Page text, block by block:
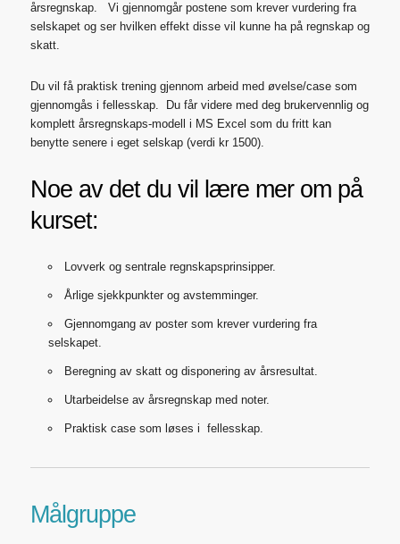
årsregnskap. Vi gjennomgår postene som krever vurdering fra
selskapet og ser hvilken effekt disse vil kunne ha på regnskap og
skatt.
Du vil få praktisk trening gjennom arbeid med øvelse/case som
gjennomgås i fellesskap. Du får videre med deg brukervennlig og
komplett årsregnskaps-modell i MS Excel som du fritt kan
benytte senere i eget selskap (verdi kr 1500).
Noe av det du vil lære mer om på
kurset:
Lovverk og sentrale regnskapsprinsipper.
Årlige sjekkpunkter og avstemminger.
Gjennomgang av poster som krever vurdering fra
selskapet.
Beregning av skatt og disponering av årsresultat.
Utarbeidelse av årsregnskap med noter.
Praktisk case som løses i fellesskap.
Målgruppe